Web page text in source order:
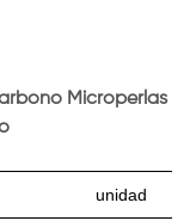
Microperlas
unidad